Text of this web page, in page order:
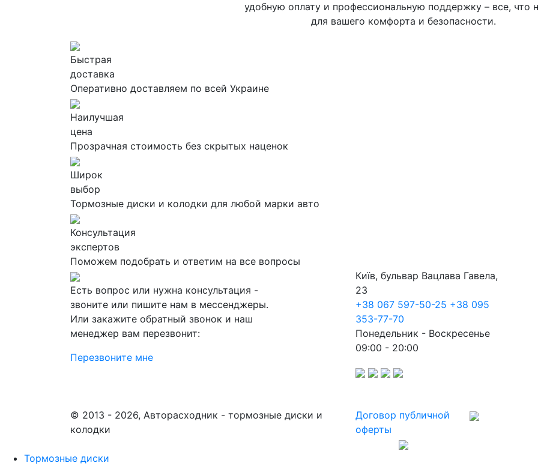
удобную оплату и профессиональную поддержку – все, что
для вашего комфорта и безопасности.
Быстрая
доставка
Оперативно доставляем по всей Украине
Наилучшая
цена
Прозрачная стоимость без скрытых наценок
Широк
выбор
Тормозные диски и колодки для любой марки авто
Консультация
экспертов
Поможем подобрать и ответим на все вопросы
Есть вопрос или нужна консультация -
звоните или пишите нам в мессенджеры.
Или закажите обратный звонок и наш
менеджер вам перезвонит:
Перезвоните мне
Київ, бульвар Вацлава Гавела,
23
+38 067 597-50-25 +38 095
353-77-70
Понедельник - Воскресенье
09:00 - 20:00
© 2013 - 2026, Авторасходник - тормозные диски и
колодки
Договор публичной
оферты
Тормозные диски